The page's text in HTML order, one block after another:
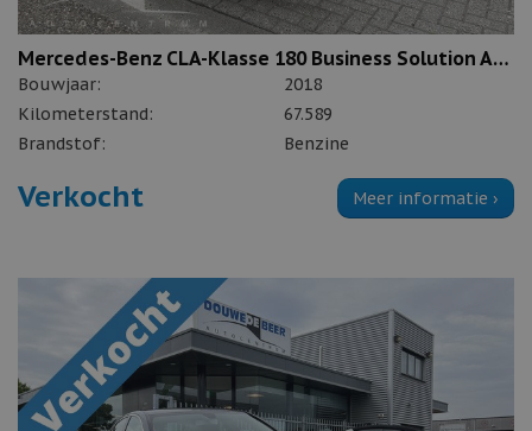
Mercedes-Benz CLA-Klasse 180 Business Solution AMG
Bouwjaar:
2018
Kilometerstand:
67.589
Brandstof:
Benzine
Verkocht Meer informatie ›